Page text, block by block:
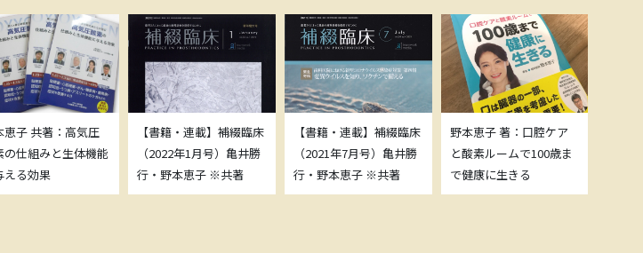
恵子 共著：高気圧
の仕組みと生体機能
える効果
【書籍・連載】補綴臨床
（2022年1月号）亀井勝
行・野本恵子 ※共著
【書籍・連載】補綴臨床
（2021年7月号）亀井勝
行・野本恵子 ※共著
野本恵子 著：口腔ケア
と酸素ルームで100歳ま
で健康に生きる